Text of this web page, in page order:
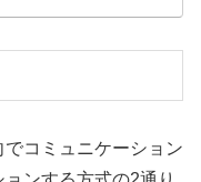
コミュニケーション